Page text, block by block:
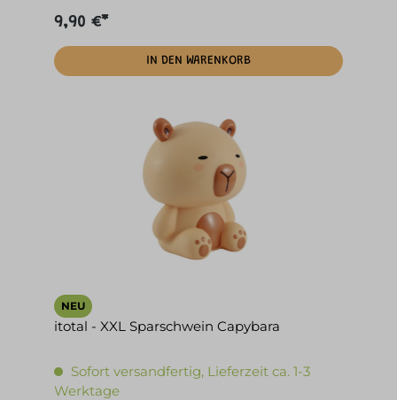
9,90 €*
IN DEN WARENKORB
NEU
itotal - XXL Sparschwein Capybara
Sofort versandfertig, Lieferzeit ca. 1-3
Werktage